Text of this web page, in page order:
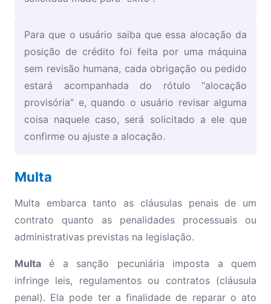
Para que o usuário saiba que essa alocação da
posição de crédito foi feita por uma máquina
sem revisão humana, cada obrigação ou pedido
estará acompanhada do rótulo “alocação
provisória” e, quando o usuário revisar alguma
coisa naquele caso, será solicitado a ele que
confirme ou ajuste a alocação.
Multa
Multa embarca tanto as cláusulas penais de um
contrato quanto as penalidades processuais ou
administrativas previstas na legislação.
Multa é a sanção pecuniária imposta a quem
infringe leis, regulamentos ou contratos (cláusula
penal). Ela pode ter a finalidade de reparar o ato